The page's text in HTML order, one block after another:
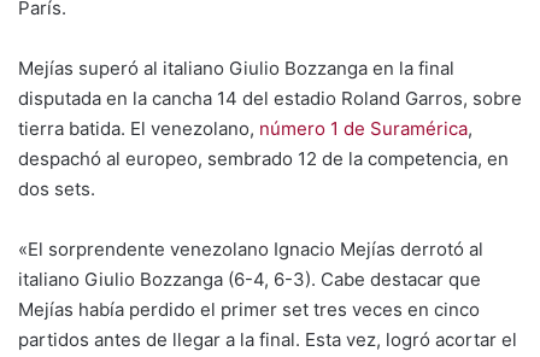
París.
Mejías superó al italiano Giulio Bozzanga en la final
disputada en la cancha 14 del estadio Roland Garros, sobre
tierra batida. El venezolano, número 1 de Suramérica,
despachó al europeo, sembrado 12 de la competencia, en
dos sets.
«El sorprendente venezolano Ignacio Mejías derrotó al
italiano Giulio Bozzanga (6-4, 6-3). Cabe destacar que
Mejías había perdido el primer set tres veces en cinco
partidos antes de llegar a la final. Esta vez, logró acortar el